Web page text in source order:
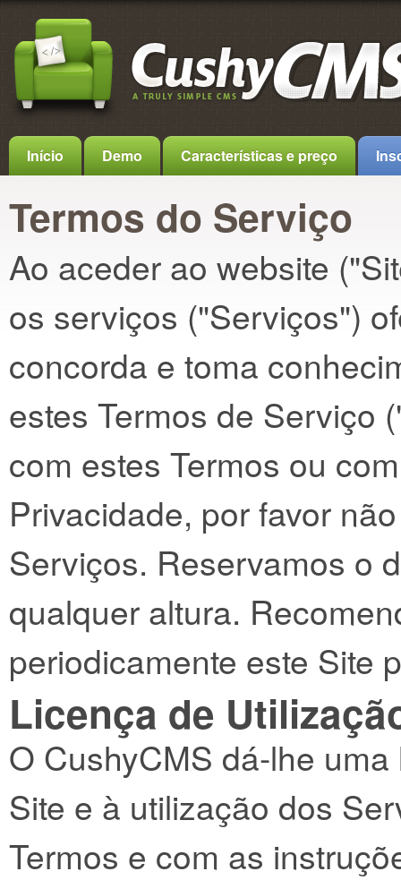
Início Demo Características e preço
Termos do Serviço
Ao aceder ao website
os serviços ("Serviços")
concorda e toma
estes Termos de Serviço
com estes Termos ou
Privacidade, por favor
Serviços. Reservamos o
qualquer altura.
periodicamente este Site
Licença de
O CushyCMS dá-lhe
Site e à utilização dos
Termos e com as